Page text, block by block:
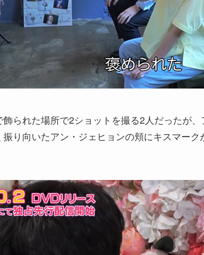
られた場所で2ショットを撮る2人だったが
振り向いたアン・ジェヒョンの頬にキスマー